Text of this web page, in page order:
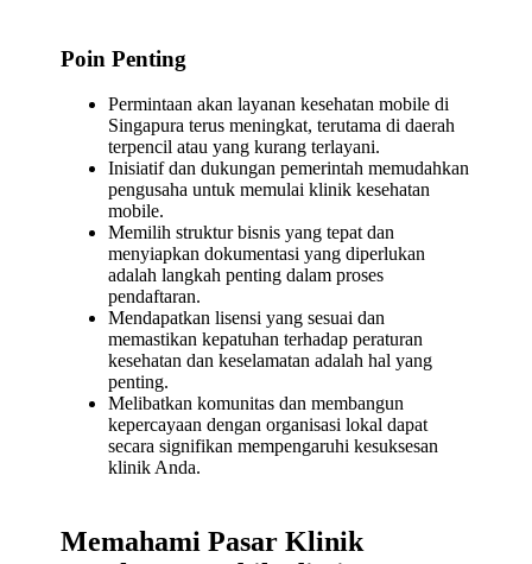
Poin Penting
Permintaan akan layanan kesehatan mobile di
Singapura terus meningkat, terutama di daerah
terpencil atau yang kurang terlayani.
Inisiatif dan dukungan pemerintah memudahkan
pengusaha untuk memulai klinik kesehatan
mobile.
Memilih struktur bisnis yang tepat dan
menyiapkan dokumentasi yang diperlukan
adalah langkah penting dalam proses
pendaftaran.
Mendapatkan lisensi yang sesuai dan
memastikan kepatuhan terhadap peraturan
kesehatan dan keselamatan adalah hal yang
penting.
Melibatkan komunitas dan membangun
kepercayaan dengan organisasi lokal dapat
secara signifikan mempengaruhi kesuksesan
klinik Anda.
Memahami Pasar Klinik